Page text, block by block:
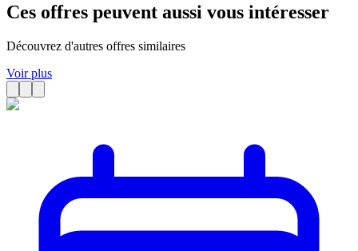
Ces offres peuvent aussi vous intéresser
Découvrez d'autres offres similaires
Voir plus